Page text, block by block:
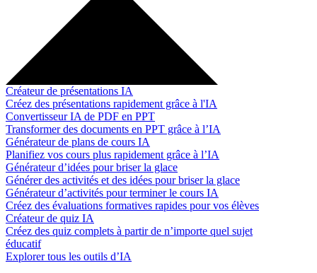
Créateur de présentations IA
Créez des présentations rapidement grâce à l'IA
Convertisseur IA de PDF en PPT
Transformer des documents en PPT grâce à l’IA
Générateur de plans de cours IA
Planifiez vos cours plus rapidement grâce à l’IA
Générateur d’idées pour briser la glace
Générer des activités et des idées pour briser la glace
Générateur d’activités pour terminer le cours IA
Créez des évaluations formatives rapides pour vos élèves
Créateur de quiz IA
Créez des quiz complets à partir de n’importe quel sujet
éducatif
Explorer tous les outils d’IA